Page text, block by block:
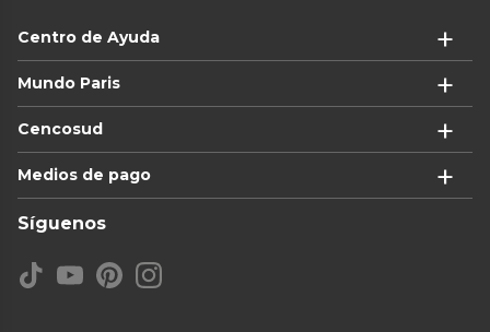
Centro de Ayuda
Mundo Paris
Cencosud
Medios de pago
Síguenos